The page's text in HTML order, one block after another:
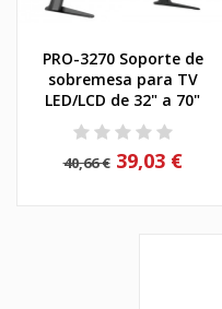
PRO-3270 Soporte de
sobremesa para TV
LED/LCD de 32" a 70"
40,66 € 39,03 €